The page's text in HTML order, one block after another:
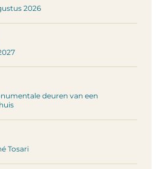
2026
deuren van een
Tosari